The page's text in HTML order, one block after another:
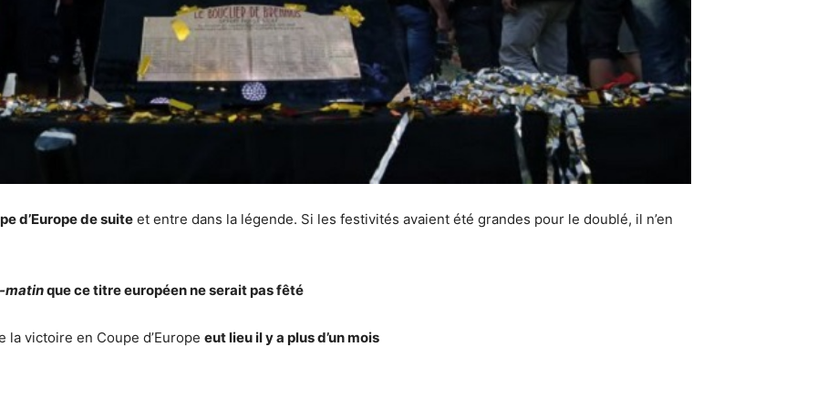
d’Europe de suite et entre dans la légende. Si les festivités avaient été grandes pour le doublé, il n’en
matinque ce titre européen ne serait pas fêté
la victoire en Coupe d’Europe eut lieu il y a plus d’un mois